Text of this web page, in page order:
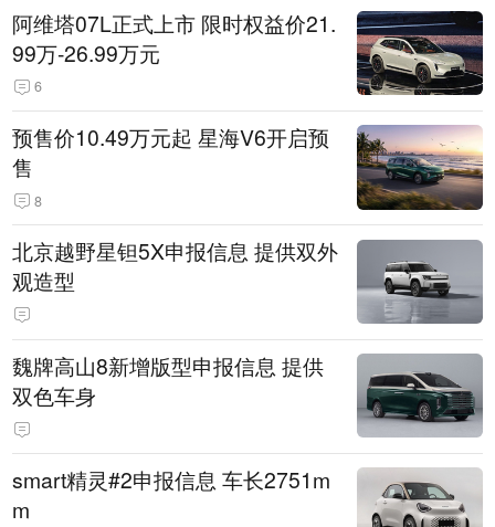
阿维塔07L正式上市 限时权益价21.
99万-26.99万元
6
预售价10.49万元起 星海V6开启预
售
8
北京越野星钽5X申报信息 提供双外
观造型
魏牌高山8新增版型申报信息 提供
双色车身
smart精灵#2申报信息 车长2751m
m